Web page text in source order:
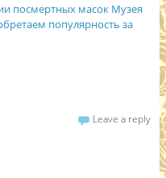
посмертных масок Музея
популярность за
Leave a reply